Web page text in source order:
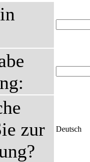
zur
Deutsch